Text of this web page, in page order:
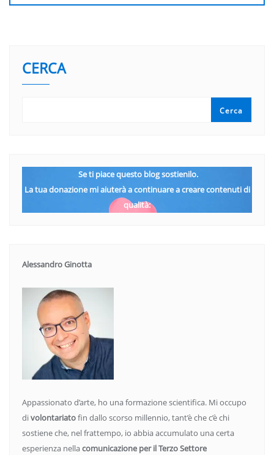
CERCA
Cerca
Se ti piace questo blog sostienilo.
La tua donazione mi aiuterà a continuare a creare contenuti di
qualità:
Alessandro Ginotta
Appassionato d’arte, ho una formazione scientifica. Mi occupo
divolontariatofin dallo scorso millennio, tant’è che c’è chi
sostiene che, nel frattempo, io abbia accumulato una certa
esperienza nellacomunicazione per il Terzo Settore